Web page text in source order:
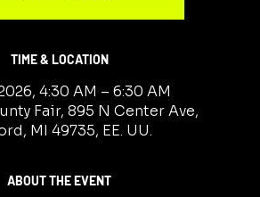
TIME & LOCATION
4:30 AM – 6:30 AM
Fair, 895 N Center Ave,
MI 49735, EE. UU.
ABOUT THE EVENT